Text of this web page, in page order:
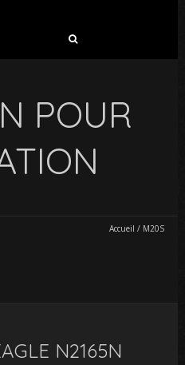
POUR
Accueil / M20S
N2165N